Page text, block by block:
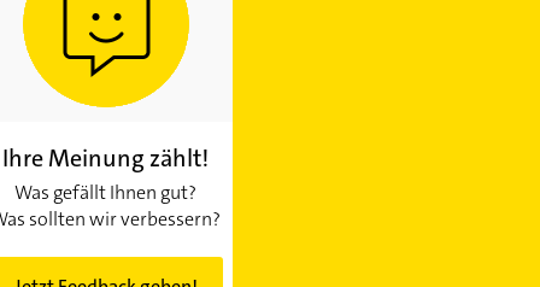
Ihre Meinung zählt!
Was gefällt Ihnen gut?
sollten wir verbessern?